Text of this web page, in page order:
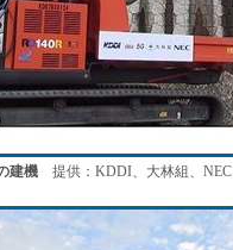
建機提供：KDDI、大林組、NEC